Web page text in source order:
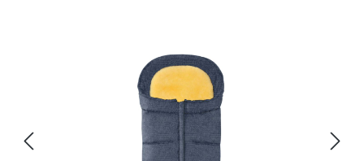
Bildergalerie überspringen